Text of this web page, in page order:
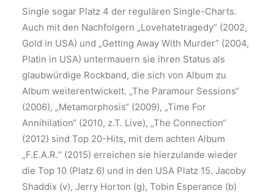
Single sogar Platz 4 der regulären Single-Charts.
Auch mit den Nachfolgern „Lovehatetragedy“ (2002,
Gold in USA) und „Getting Away With Murder“ (2004,
Platin in USA) untermauern sie ihren Status als
glaubwürdige Rockband, die sich von Album zu
Album weiterentwickelt. „The Paramour Sessions“
(2006), „Metamorphosis“ (2009), „Time For
Annihilation“ (2010, z.T. Live), „The Connection“
(2012) sind Top 20-Hits, mit dem achten Album
„F.E.A.R.“ (2015) erreichen sie hierzulande wieder
die Top 10 (Platz 6) und in den USA Platz 15. Jacoby
Shaddix (v), Jerry Horton (g), Tobin Esperance (b)